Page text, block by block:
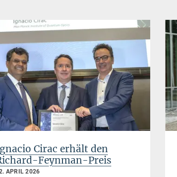
Cirac erhält den
Feynman-Preis
APRIL 2026